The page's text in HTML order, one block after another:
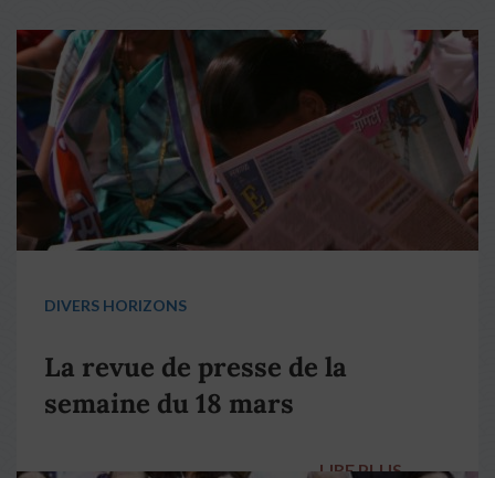
DIVERS HORIZONS
La revue de presse de la
semaine du 18 mars
LIRE PLUS →